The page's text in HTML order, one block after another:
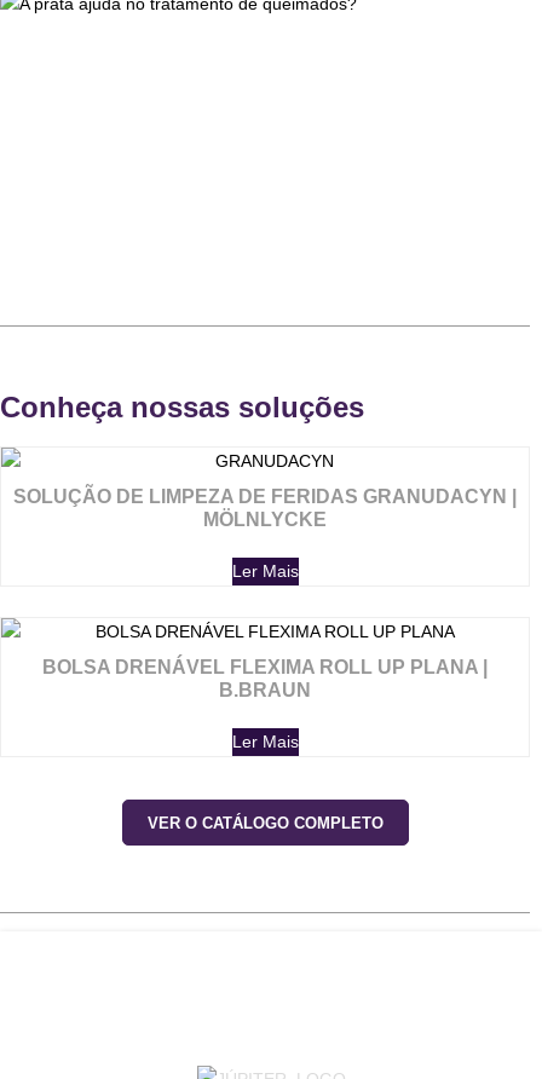
Conheça nossas soluções
SOLUÇÃO DE LIMPEZA DE FERIDAS GRANUDACYN |
MÖLNLYCKE
Ler Mais
BOLSA DRENÁVEL FLEXIMA ROLL UP PLANA |
B.BRAUN
Ler Mais
VER O CATÁLOGO COMPLETO